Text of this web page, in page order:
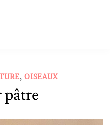
, OISEAUX